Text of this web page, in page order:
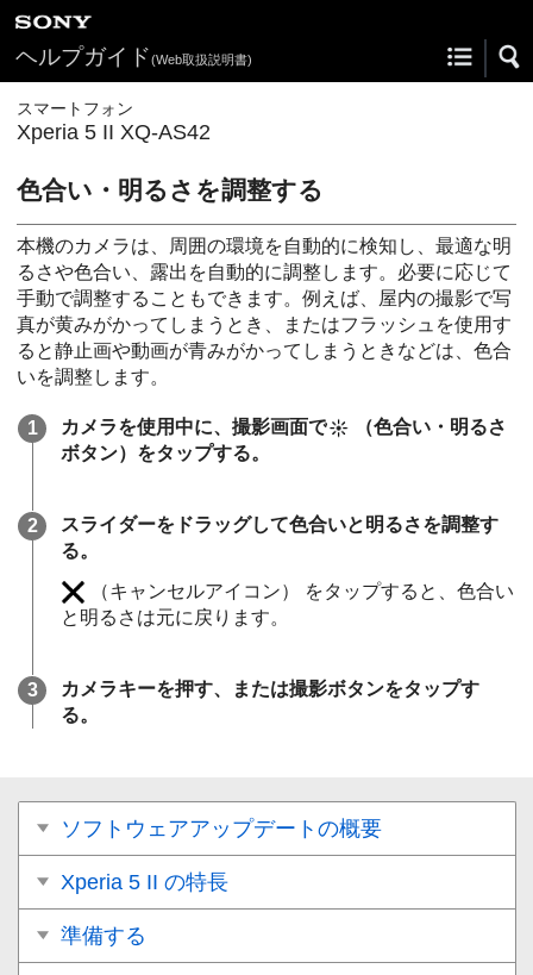
ヘルプガイド(Web取扱説明書)
スマートフォン
Xperia 5 II XQ-AS42
色合い・明るさを調整する
本機のカメラは、周囲の環境を自動的に検知し、最適な明
るさや色合い、露出を自動的に調整します。必要に応じて
手動で調整することもできます。例えば、屋内の撮影で写
真が黄みがかってしまうとき、またはフラッシュを使用す
ると静止画や動画が青みがかってしまうときなどは、色合
いを調整します。
カメラを使用中に、撮影画面で
（色合い・明るさ
ボタン） をタップする。
スライダーをドラッグして色合いと明るさを調整す
る。
（キャンセルアイコン）
をタップすると、色合い
と明るさは元に戻ります。
カメラキーを押す、または撮影ボタンをタップす
る。
ソフトウェアアップデートの概要
Xperia 5 II の特長
準備する